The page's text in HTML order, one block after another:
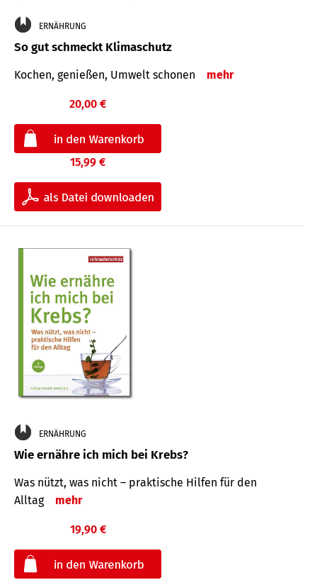
ERNÄHRUNG
So gut schmeckt Klimaschutz
Kochen, genießen, Umwelt schonen mehr
20,00 €
15,99 €
ERNÄHRUNG
Wie ernähre ich mich bei Krebs?
Was nützt, was nicht – praktische Hilfen für den
Alltag
mehr
19,90 €